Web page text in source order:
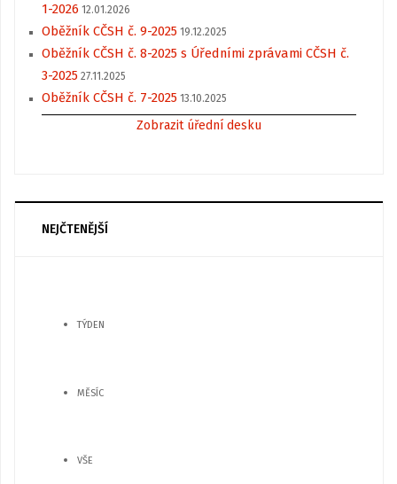
1-2026 12.01.2026
Oběžník CČSH č. 9-2025 19.12.2025
Oběžník CČSH č. 8-2025 s Úředními zprávami CČSH č.
3-2025 27.11.2025
Oběžník CČSH č. 7-2025 13.10.2025
Zobrazit úřední desku
NEJČTENĚJŠÍ
TÝDEN
MĚSÍC
VŠE